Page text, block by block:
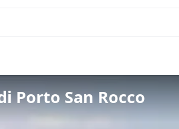
Porto San Rocco